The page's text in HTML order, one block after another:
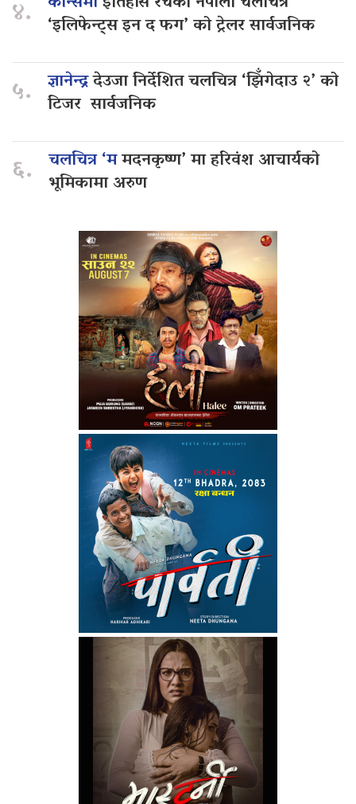
४. ‘इलिफेन्ट्स इन द फग’ को ट्रेलर सार्वजनिक
५. ज्ञानेन्द्रदेउजा निर्देशित चलचित्र ‘झिँगेदाउ २’ को
टिजर सार्वजनिक
६. चलचित्र ‘ममदनकृष्ण’ मा हरिवंश आचार्यको
भूमिकामा अरुण